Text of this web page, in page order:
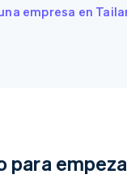
empresa en
para